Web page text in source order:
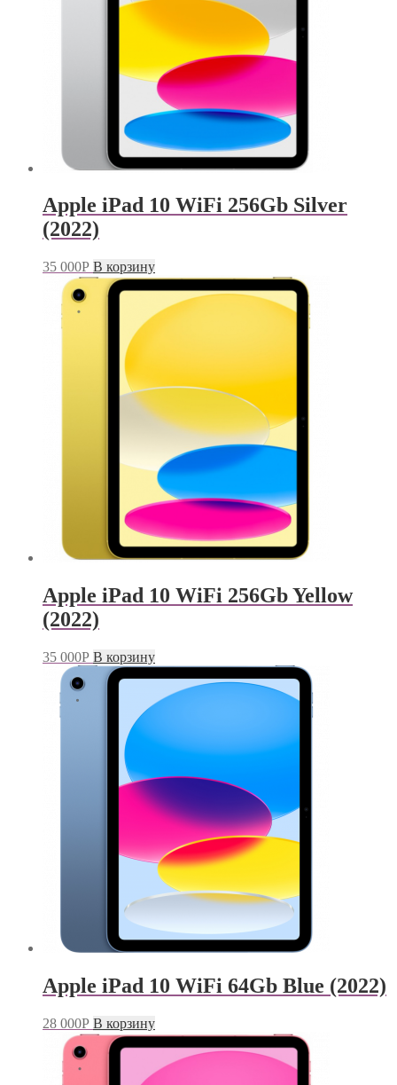
Apple iPad 10 WiFi 256Gb Silver
(2022)
35 000Р В корзину
Apple iPad 10 WiFi 256Gb Yellow
(2022)
35 000Р В корзину
Apple iPad 10 WiFi 64Gb Blue (2022)
28 000Р В корзину